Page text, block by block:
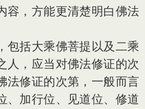
容，方能更清楚明白佛法
括大乘佛菩提以及二乘
人，应当对佛法修证的次
法修证的次第，一般而言
、加行位、见道位、修道